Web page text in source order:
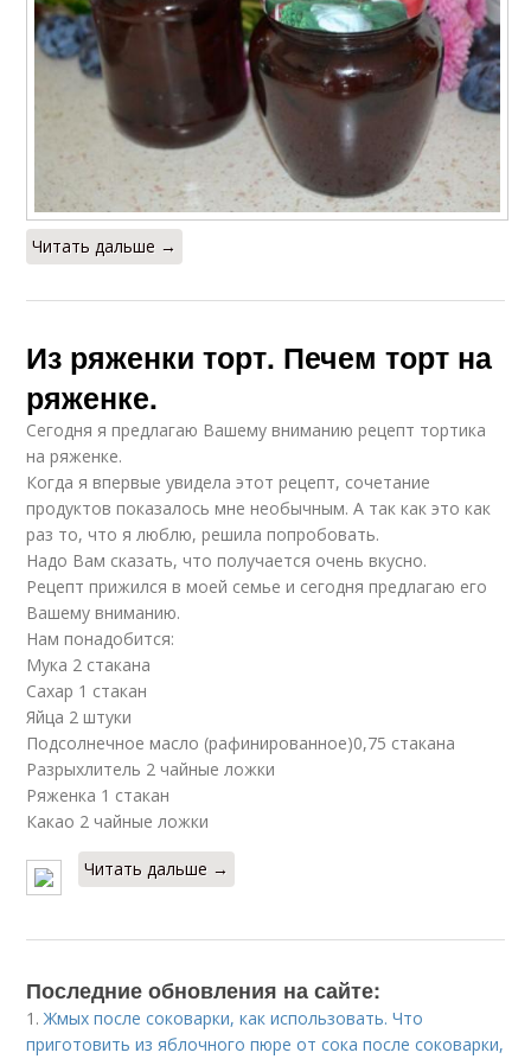
Читать дальше →
Из ряженки торт. Печем торт на
ряженке.
Сегодня я предлагаю Вашему вниманию рецепт тортика
на ряженке.
Когда я впервые увидела этот рецепт, сочетание
продуктов показалось мне необычным. А так как это как
раз то, что я люблю, решила попробовать.
Надо Вам сказать, что получается очень вкусно.
Рецепт прижился в моей семье и сегодня предлагаю его
Вашему вниманию.
Нам понадобится:
Мука 2 стакана
Сахар 1 стакан
Яйца 2 штуки
Подсолнечное масло (рафинированное)0,75 стакана
Разрыхлитель 2 чайные ложки
Ряженка 1 стакан
Какао 2 чайные ложки
Читать дальше →
Последние обновления на сайте:
1.Жмых после соковарки, как использовать. Что
приготовить из яблочного пюре от сока после соковарки,